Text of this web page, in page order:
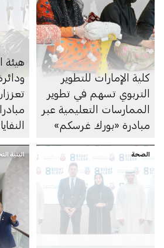
كلية الإمارات للتطوير
التربوي تسهم في تطوير
الممارسات التعليمية عبر
مبادرة «بورك غرسكم»
هيئة
الصحة البنية